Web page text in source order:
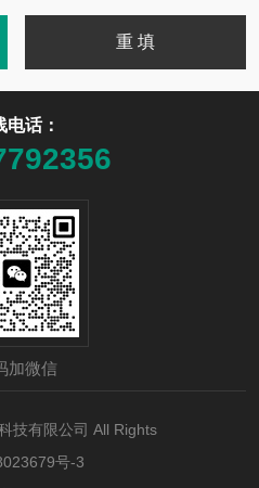
电话：
加微信
技有限公司 All Rights
号-3